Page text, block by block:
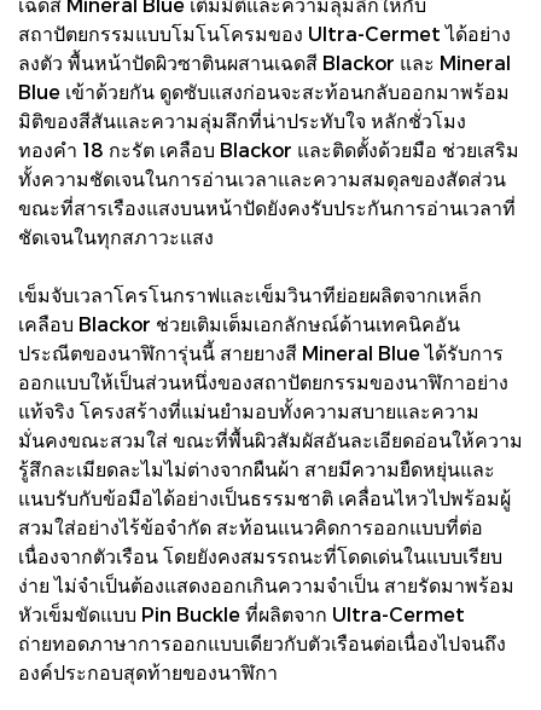
สถาปัตยกรรมแบบโมโนโครมของ Ultra-Cermet ได้อย่าง
ลงตัว พื้นหน้าปัดผิวซาตินผสานเฉดสี Blackor และ Mineral
Blue เข้าด้วยกัน ดูดซับแสงก่อนจะสะท้อนกลับออกมาพร้อม
มิติของสีสันและความลุ่มลึกที่น่าประทับใจ หลักชั่วโมง
ทองคำ 18 กะรัต เคลือบ Blackor และติดตั้งด้วยมือ ช่วยเสริม
ทั้งความชัดเจนในการอ่านเวลาและความสมดุลของสัดส่วน
ขณะที่สารเรืองแสงบนหน้าปัดยังคงรับประกันการอ่านเวลาที่
ชัดเจนในทุกสภาวะแสง
เข็มจับเวลาโครโนกราฟและเข็มวินาทีย่อยผลิตจากเหล็ก
เคลือบ Blackor ช่วยเติมเต็มเอกลักษณ์ด้านเทคนิคอัน
ประณีตของนาฬิการุ่นนี้ สายยางสี Mineral Blue ได้รับการ
ออกแบบให้เป็นส่วนหนึ่งของสถาปัตยกรรมของนาฬิกาอย่าง
แท้จริง โครงสร้างที่แม่นยำมอบทั้งความสบายและความ
มั่นคงขณะสวมใส่ ขณะที่พื้นผิวสัมผัสอันละเอียดอ่อนให้ความ
รู้สึกละเมียดละไมไม่ต่างจากผืนผ้า สายมีความยืดหยุ่นและ
แนบรับกับข้อมือได้อย่างเป็นธรรมชาติ เคลื่อนไหวไปพร้อมผู้
สวมใส่อย่างไร้ข้อจำกัด สะท้อนแนวคิดการออกแบบที่ต่อ
เนื่องจากตัวเรือน โดยยังคงสมรรถนะที่โดดเด่นในแบบเรียบ
ง่าย ไม่จำเป็นต้องแสดงออกเกินความจำเป็น สายรัดมาพร้อม
หัวเข็มขัดแบบ Pin Buckle ที่ผลิตจาก Ultra-Cermet
ถ่ายทอดภาษาการออกแบบเดียวกับตัวเรือนต่อเนื่องไปจนถึง
องค์ประกอบสุดท้ายของนาฬิกา